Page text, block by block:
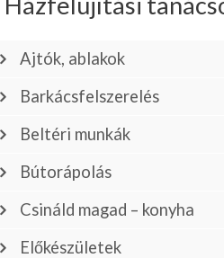
Ajtók, ablakok
Barkácsfelszerelés
Beltéri munkák
Bútorápolás
Csináld magad – konyha
Előkészületek